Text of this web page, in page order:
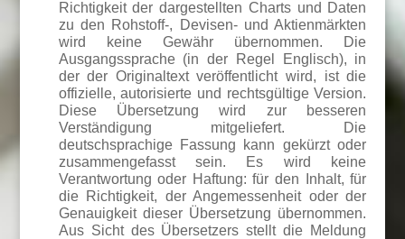
Richtigkeit der dargestellten Charts und Daten
zu den Rohstoff-, Devisen- und Aktienmärkten
wird keine Gewähr übernommen. Die
Ausgangssprache (in der Regel Englisch), in
der der Originaltext veröffentlicht wird, ist die
offizielle, autorisierte und rechtsgültige Version.
Diese Übersetzung wird zur besseren
Verständigung mitgeliefert. Die
deutschsprachige Fassung kann gekürzt oder
zusammengefasst sein. Es wird keine
Verantwortung oder Haftung: für den Inhalt, für
die Richtigkeit, der Angemessenheit oder der
Genauigkeit dieser Übersetzung übernommen.
Aus Sicht des Übersetzers stellt die Meldung